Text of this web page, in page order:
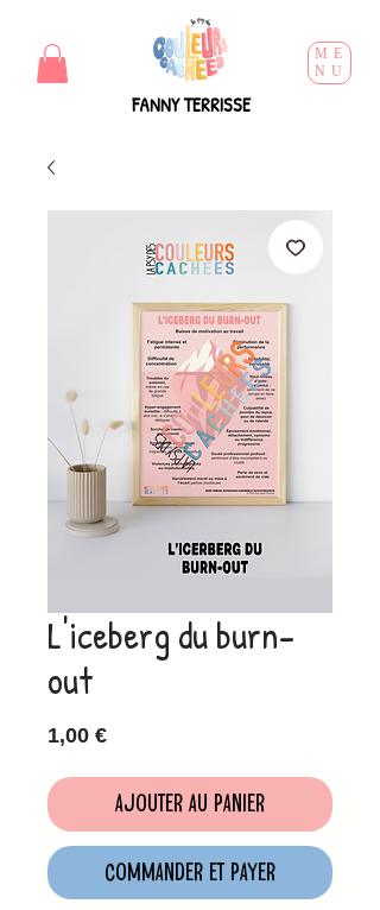
ME
NU
FANNY TERRISSE
L'iceberg du burn-
out
1,00 €Prix
Ajouter au panier
Commander et payer